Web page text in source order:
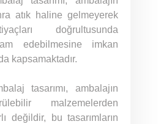
atık haline gelmeyerek
doğrultusunda
edebilmesine imkan
kapsamaktadır.
tasarımı, ambalajın
malzemelerden
değildir, bu tasarımların